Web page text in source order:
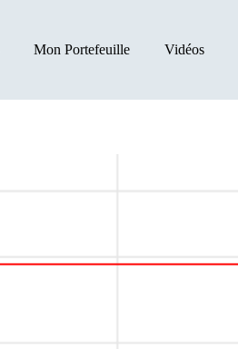
Mon Portefeuille Vidéos